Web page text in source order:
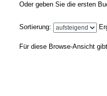
Oder geben Sie die ersten
Sortierung:
Für diese Browse-Ansicht